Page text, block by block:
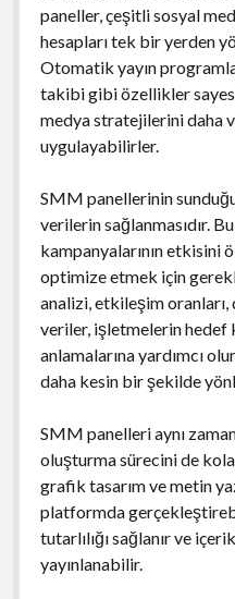
paneller, çeşitli sosyal
hesapları tek bir yerden
Otomatik yayın
takibi gibi özellikler
medya stratejilerini daha
uygulayabilirler.
SMM panellerinin
verilerin sağlanmasıdır.
kampanyalarının etkisini
optimize etmek için
analizi, etkileşim
veriler, işletmelerin hedef
anlamalarına yardımcı
daha kesin bir şekilde
SMM panelleri aynı
oluşturma sürecini de
grafik tasarım ve metin
platformda
tutarlılığı sağlanır ve
yayınlanabilir.